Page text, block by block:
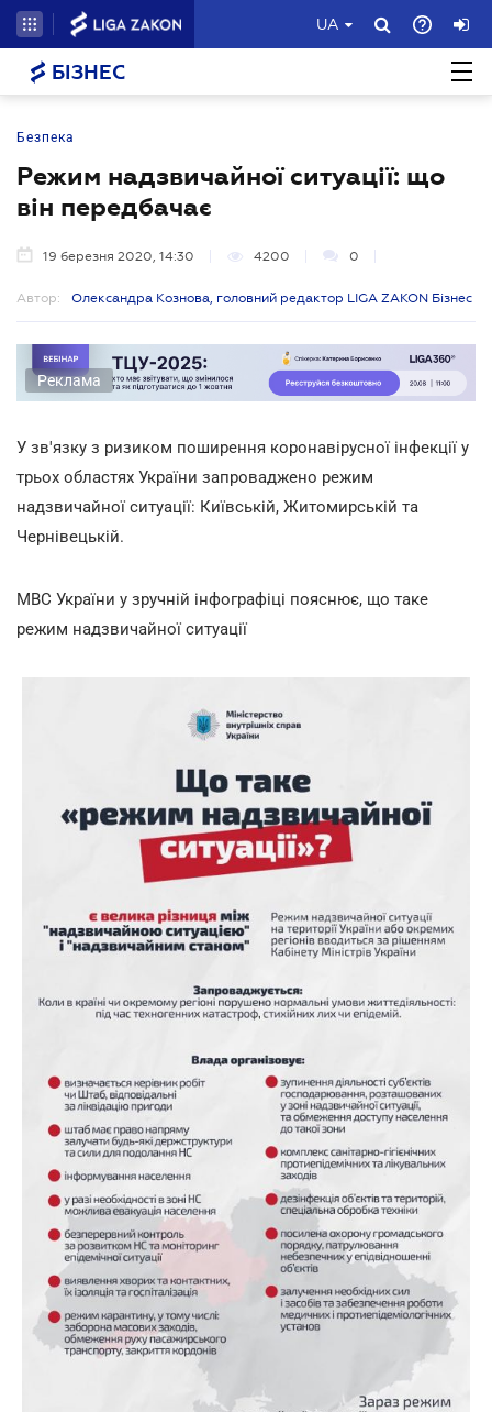
UA
БІЗНЕС
Безпека
Режим надзвичайної ситуації: що
він передбачає
19 березня 2020, 14:30 4200 0
Автор: Олександра Кознова, головний редактор LIGA ZAKON Бізнес
Реклама
У зв'язку з ризиком поширення коронавірусної інфекції у
трьох областях України запроваджено режим
надзвичайної ситуації: Київській, Житомирській та
Чернівецькій.
МВС України у зручній інфографіці пояснює, що таке
режим надзвичайної ситуації